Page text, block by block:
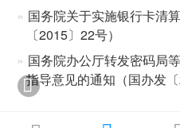
国务院关于实施银行卡清
〔2015〕22号）
国务院办公厅转发密码局
指导意见的通知（国办发〔
